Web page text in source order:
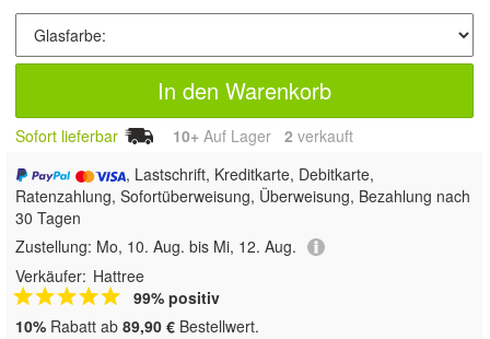
In den Warenkorb
Sofort lieferbar 10+ Auf Lager 2 verkauft
, Lastschrift, Kreditkarte, Debitkarte,
Ratenzahlung, Sofortüberweisung, Überweisung, Bezahlung nach
30 Tagen
Zustellung: Mo, 10. Aug. bis Mi, 12. Aug.
Verkäufer: Hattree
99% positiv
10% Rabatt ab 89,90 € Bestellwert.